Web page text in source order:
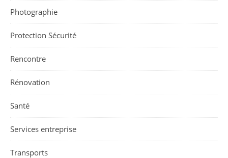
Photographie
Protection Sécurité
Rencontre
Rénovation
Santé
Services entreprise
Transports